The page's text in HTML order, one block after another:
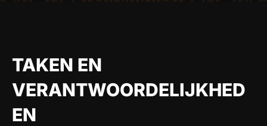
TAKEN EN
VERANTWOORDELIJKHED
EN